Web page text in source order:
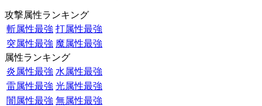
攻撃属性ランキング
斬属性最強 打属性最強
突属性最強 魔属性最強
属性ランキング
炎属性最強 水属性最強
雷属性最強 光属性最強
闇属性最強 無属性最強